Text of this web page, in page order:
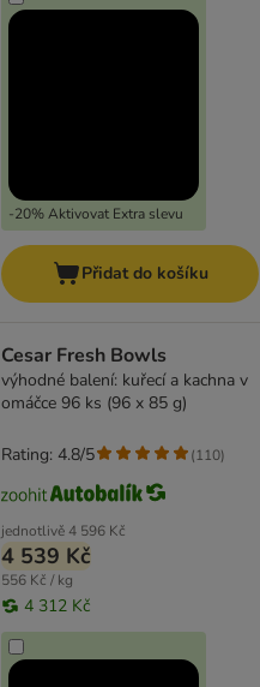
-20% Aktivovat Extra slevu
Přidat do košíku
Cesar Fresh Bowls
výhodné balení: kuřecí a kachna v
omáčce 96 ks (96 x 85 g)
jednotlivě4 596 Kč
4 539 Kč
556 Kč / kg
4 312 Kč
Rating: 4.8/5 (110)